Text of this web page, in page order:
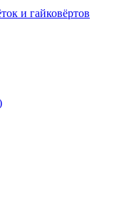
и гайковёртов